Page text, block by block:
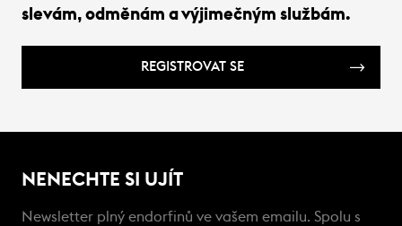
slevám, odměnám a výjimečným službám.
REGISTROVAT SE
NENECHTE SI UJÍT
Newsletter plný endorfinů ve vašem emailu. Spolu s